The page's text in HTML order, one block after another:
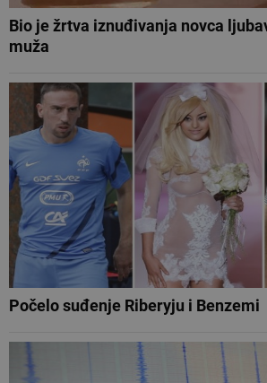
Bio je žrtva iznuđivanja novca
muža
Počelo suđenje Riberyju i Benzemi